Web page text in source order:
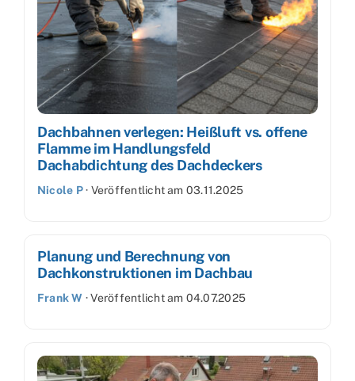
Dachbahnen verlegen: Heißluft vs. offene
Flamme im Handlungsfeld
Dachabdichtung des Dachdeckers
Nicole P· Veröffentlicht am 03.11.2025
Planung und Berechnung von
Dachkonstruktionen im Dachbau
Frank W ·Veröffentlicht am 04.07.2025